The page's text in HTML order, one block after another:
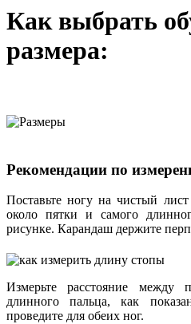
Как выбрать
размера:
Рекомендации по
Поставьте ногу на чистый
около пятки и самого
рисунке. Карандаш держите
Измерьте расстояние между
длинного пальца, как
проведите для обеих ног.